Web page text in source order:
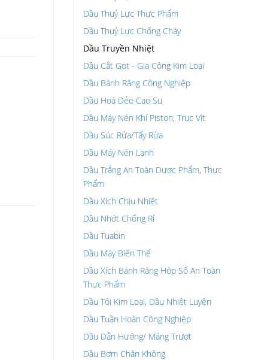
Dầu Thuỷ Lực Thực Phẩm
Dầu Thuỷ Lực Chống Cháy
Dầu Truyền Nhiệt
Dầu Cắt Gọt - Gia Công Kim Loại
Dầu Bánh Răng Công Nghiệp
Dầu Hoá Dẻo Cao Su
Dầu Máy Nén Khí Piston, Trục Vít
Dầu Súc Rửa/Tẩy Rửa
Dầu Máy Nén Lạnh
Dầu Trắng An Toàn Dược Phẩm, Thực
Phẩm
Dầu Xích Chịu Nhiệt
Dầu Nhớt Chống Rỉ
Dầu Tuabin
Dầu Máy Biến Thế
Dầu Xích Bánh Răng Hộp Số An Toàn
Thực Phẩm
Dầu Tôi Kim Loại, Dầu Nhiệt Luyện
Dầu Tuần Hoàn Công Nghiệp
Dầu Dẫn Hướng/ Máng Trượt
Dầu Bơm Chân Không